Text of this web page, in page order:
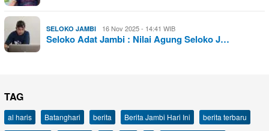
SELOKO JAMBI 16 Nov 2025 - 14:41 WIB
Seloko Adat Jambi : Nilai Agung Seloko J…
TAG
al haris Batanghari berita Berita Jambi Hari Ini
berita terbaru